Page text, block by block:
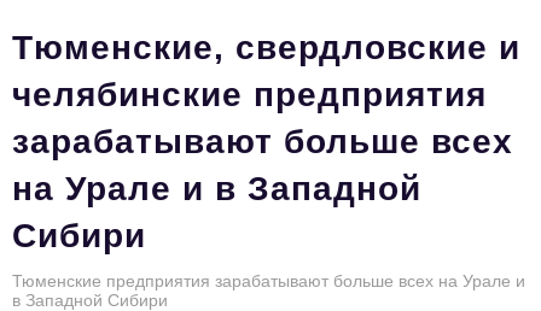
Технологии и тренды
Ниши и рынки
Цитаты
Туризм
Новости
Импортозамещение
Тюменские, свердловские и
челябинские предприятия
зарабатывают больше всех
на Урале и в Западной
Сибири
Тюменские предприятия зарабатывают больше всех на Урале и
в Западной Сибири